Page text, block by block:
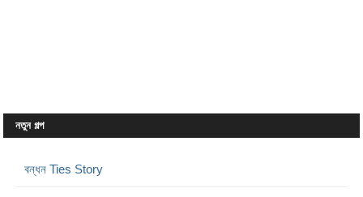
নতুন গল্প
বন্ধন Ties Story